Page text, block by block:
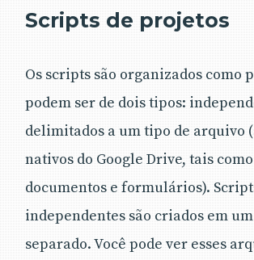
Scripts de projetos
Os scripts são organizados como
podem ser de dois tipos:
delimitados a um tipo de arquivo
nativos do Google Drive, tais
documentos e formulários).
independentes são criados em
separado. Você pode ver esses